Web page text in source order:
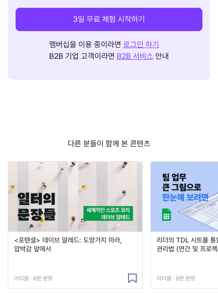
3일 무료 체험 시작하기
멤버십을 이용 중이라면 로그인 하기
B2B 기업 고객이라면 B2B 서비스 안내
다른 분들이 함께 본 콘텐츠
<포텐셜> 데이브 알레드: 도망가지 마라,
압박감 앞에서
아티클 · 6분 분량
리더의 TDL 시트를
관리법 (연간 및 프로
아티클 · 9분 분량